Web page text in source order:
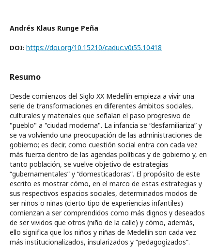
Andrés Klaus Runge Peña
DOI: https://doi.org/10.15210/caduc.v0i55.10418
Resumo
Desde comienzos del Siglo XX Medellín empieza a vivir una
serie de transformaciones en diferentes ámbitos sociales,
culturales y materiales que señalan el paso progresivo de
"pueblo" a "ciudad moderna". La infancia se “desfamiliariza” y
se va volviendo una preocupación de las administraciones de
gobierno; es decir, como cuestión social entra con cada vez
más fuerza dentro de las agendas políticas y de gobierno y, en
tanto población, se vuelve objetivo de estrategias
“gubernamentales” y “domesticadoras”. El propósito de este
escrito es mostrar cómo, en el marco de estas estrategias y
sus respectivos espacios sociales, determinados modos de
ser niños o niñas (cierto tipo de experiencias infantiles)
comienzan a ser comprendidos como más dignos y deseados
de ser vividos que otros (niño de la calle) y cómo, además,
ello significa que los niños y niñas de Medellín son cada vez
más institucionalizados, insularizados y “pedagogizados”.